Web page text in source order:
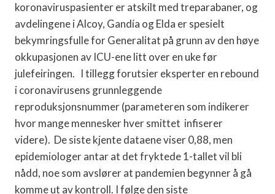
koronaviruspasienter er atskilt med treparabaner, og
avdelingene i Alcoy, Gandía og Elda er spesielt
bekymringsfulle for Generalitat på grunn av den høye
okkupasjonen av ICU-ene litt over en uke før
julefeiringen. I tillegg forutsier eksperter en rebound
i coronavirusens grunnleggende
reproduksjonsnummer (parameteren som indikerer
hvor mange mennesker hver smittet infiserer
videre). De siste kjente dataene viser 0,88, men
epidemiologer antar at det fryktede 1-tallet vil bli
nådd, noe som avslører at pandemien begynner å gå
komme ut av kontroll. I følge den siste